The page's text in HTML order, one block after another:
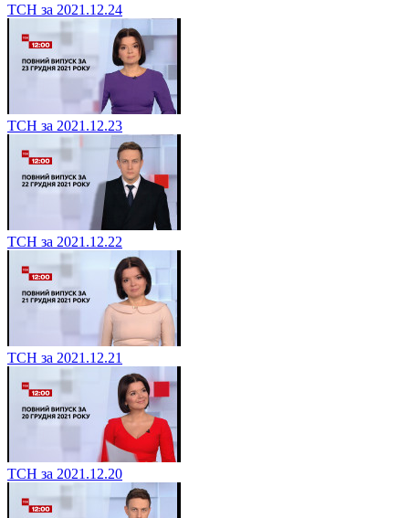
ТСН за 2021.12.24
ТСН за 2021.12.23
ТСН за 2021.12.22
ТСН за 2021.12.21
ТСН за 2021.12.20